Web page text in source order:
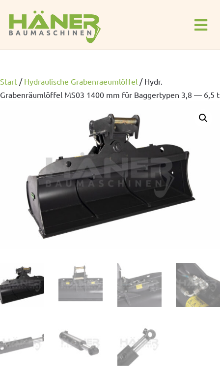
Start / Hydraulische Grabenraeumlöffel / Hydr.
Grabenräumlöffel MS03 1400 mm für Baggertypen 3,8 — 6,5 t